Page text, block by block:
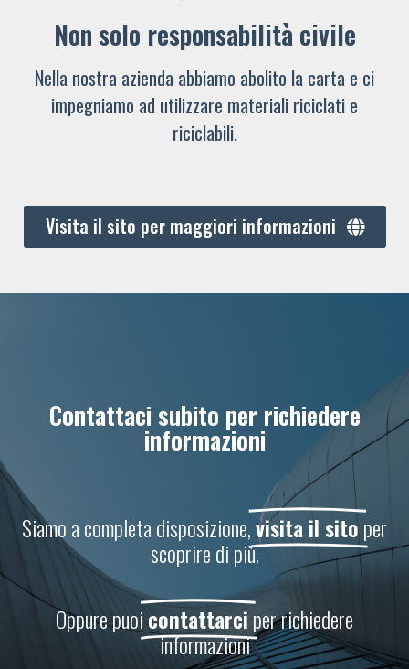
Non solo responsabilità civile
Nella nostra azienda abbiamo abolito la carta e ci
impegniamo ad utilizzare materiali riciclati e
riciclabili.
Visita il sito per maggiori informazioni
Contattaci subito per richiedere
informazioni
Siamo a completa disposizione,visita il sitoper
scoprire di più.
Oppure puoicontattarciper richiedere
informazioni